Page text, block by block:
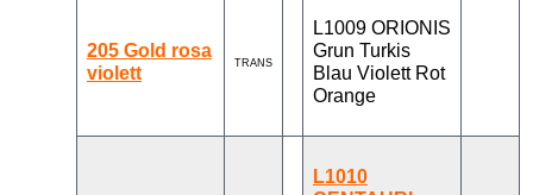
205 Gold rosa
violett
TRANS
L1009 ORIONIS
Grun Turkis
Blau Violett Rot
Orange
L1010